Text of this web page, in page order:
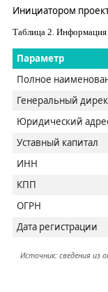
Инициатором
Таблица 2. Информация
Параметр
Полное
Генеральный
Юридический
Уставный капитал
ИНН
КПП
ОГРН
Дата регистрации
Источник: сведения из